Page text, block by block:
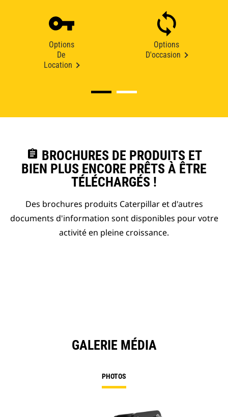
Options
De
Location
Options
D'occasion
assignment BROCHURES DE PRODUITS ET
BIEN PLUS ENCORE PRÊTS À ÊTRE
TÉLÉCHARGÉS !
Des brochures produits Caterpillar et d'autres
documents d'information sont disponibles pour votre
activité en pleine croissance.
GALERIE MÉDIA
PHOTOS